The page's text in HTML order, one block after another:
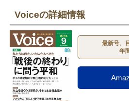
Voiceの詳細情報
最新号、
年